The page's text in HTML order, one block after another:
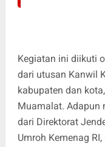
Kegiatan ini diikuti
dari utusan Kanwil
kabupaten dan
Muamalat. Adapun
dari Direktorat
Umroh Kemenag